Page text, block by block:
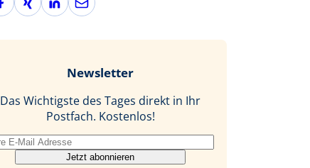
i
i
n
-
l
Newsletter
Das Wichtigste des Tages direkt in Ihr
Postfach. Kostenlos!
Jetzt abonnieren